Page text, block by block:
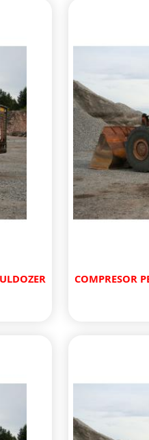
COMPRESOR PENTRU INCARCATOR FRONTAL BULDOZER